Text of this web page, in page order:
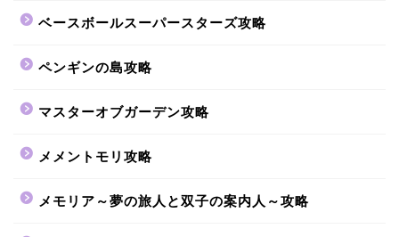
ベースボールスーパースターズ攻略
ペンギンの島攻略
マスターオブガーデン攻略
メメントモリ攻略
メモリア～夢の旅人と双子の案内人～攻略